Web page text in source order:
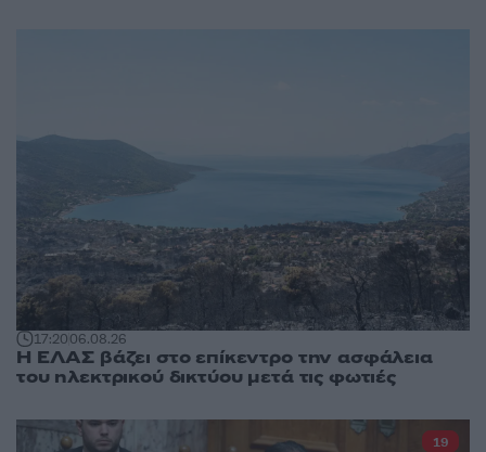
17:2006.08.26
Η ΕΛΑΣ βάζει στο επίκεντρο την ασφάλεια
του ηλεκτρικού δικτύου μετά τις φωτιές
19